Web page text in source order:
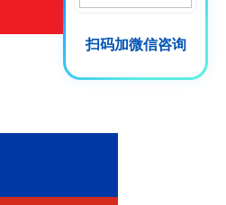
扫码加微信咨询